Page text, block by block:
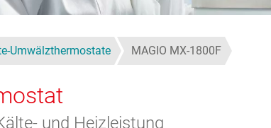
Umwälzthermostate MAGIO MX-1800F
und Heizleistung